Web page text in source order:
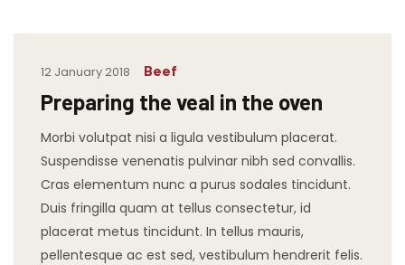
12 January 2018 Beef
Preparing the veal in the oven
Morbi volutpat nisi a ligula vestibulum placerat.
Suspendisse venenatis pulvinar nibh sed convallis.
Cras elementum nunc a purus sodales tincidunt.
Duis fringilla quam at tellus consectetur, id
placerat metus tincidunt. In tellus mauris,
pellentesque ac est sed, vestibulum hendrerit felis.